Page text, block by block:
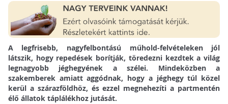
A legfrisebb, nagyfelbontású műhold-felvételeken jól
látszik, hogy repedések borítják, töredezni kezdtek a világ
legnagyobb jéghegyének a szélei. Mindeközben a
szakemberek amiatt aggódnak, hogy a jéghegy túl közel
kerül a szárazföldhöz, és ezzel megnehezíti a partmentén
élő állatok táplálékhoz jutását.